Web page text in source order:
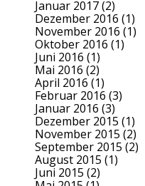
Januar 2017(2)
Dezember 2016 (1)
November 2016 (1)
Oktober 2016 (1)
Juni 2016 (1)
Mai 2016 (2)
April 2016 (1)
Februar 2016 (3)
Januar 2016 (3)
Dezember 2015 (1)
November 2015 (2)
September 2015 (2)
August 2015 (1)
Juni 2015 (2)